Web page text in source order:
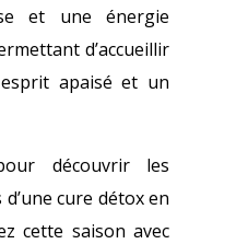
et une énergie
d’accueillir
apaisé et un
découvrir les
cure détox en
cette saison avec